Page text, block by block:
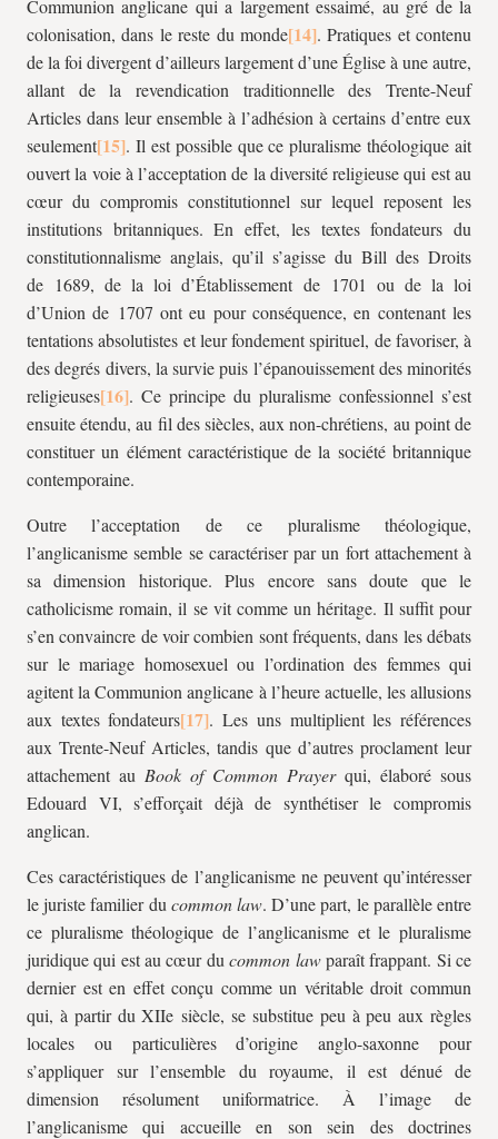
Communion anglicane qui a largement essaimé, au gré de la
colonisation, dans le reste du monde
. Pratiques et contenu
de la foi divergent d’ailleurs largement d’une Église à une autre,
allant de la revendication traditionnelle des Trente-Neuf
Articles dans leur ensemble à l’adhésion à certains d’entre eux
seulement
. Il est possible que ce pluralisme théologique ait
ouvert la voie à l’acceptation de la diversité religieuse qui est au
cœur du compromis constitutionnel sur lequel reposent les
institutions britanniques. En effet, les textes fondateurs du
constitutionnalisme anglais, qu’il s’agisse du Bill des Droits
de 1689, de la loi d’Établissement de 1701 ou de la loi
d’Union de 1707 ont eu pour conséquence, en contenant les
tentations absolutistes et leur fondement spirituel, de favoriser, à
des degrés divers, la survie puis l’épanouissement des minorités
religieuses
. Ce principe du pluralisme confessionnel s’est
ensuite étendu, au fil des siècles, aux non-chrétiens, au point de
constituer un élément caractéristique de la société britannique
contemporaine.
Outre l’acceptation de ce pluralisme théologique,
l’anglicanisme semble se caractériser par un fort attachement à
sa dimension historique. Plus encore sans doute que le
catholicisme romain, il se vit comme un héritage. Il suffit pour
s’en convaincre de voir combien sont fréquents, dans les débats
sur le mariage homosexuel ou l’ordination des femmes qui
agitent la Communion anglicane à l’heure actuelle, les allusions
aux textes fondateurs
. Les uns multiplient les références
aux Trente-Neuf Articles, tandis que d’autres proclament leur
attachement au Book of Common Prayerqui, élaboré sous
Edouard VI, s’efforçait déjà de synthétiser le compromis
anglican.
Ces caractéristiques de l’anglicanisme ne peuvent qu’intéresser
le juriste familier du common law. D’une part, le parallèle entre
ce pluralisme théologique de l’anglicanisme et le pluralisme
juridique qui est au cœur ducommon lawparaît frappant. Si ce
dernier est en effet conçu comme un véritable droit commun
qui, à partir du XIIe siècle, se substitue peu à peu aux règles
locales ou particulières d’origine anglo-saxonne pour
s’appliquer sur l’ensemble du royaume, il est dénué de
dimension résolument uniformatrice. À l’image de
l’anglicanisme qui accueille en son sein des doctrines